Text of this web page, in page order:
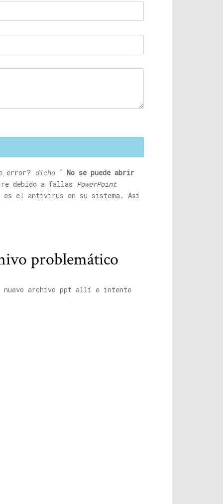
error? dicho“ No se puede abrir
debido a fallas PowerPoint
es el antivirus en su sistema. Así
problemático
nuevo archivo ppt allí e intente